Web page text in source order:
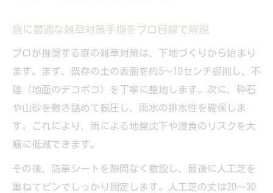
庭に最適な雑草対策手順をプロ目線で解説
プロが推奨する庭の雑草対策は、下地づくりから始まり
ます。まず、既存の土の表面を約5〜10センチ掘削し、不
陸（地面のデコボコ）を丁寧に整地します。次に、砕石
や山砂を敷き詰めて転圧し、雨水の排水性を確保しま
す。これにより、雨による地盤沈下や浸食のリスクを大
幅に低減できます。
その後、防草シートを隙間なく敷設し、最後に人工芝を
重ねてピンでしっかり固定します。人工芝の丈は20〜30